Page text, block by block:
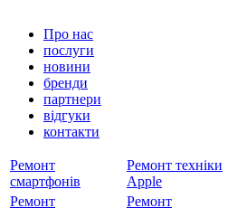
Про нас
послуги
новини
бренди
партнери
вiдгуки
контакти
Ремонт
смартфонів
Ремонт техніки
Apple
Ремонт
Ремонт